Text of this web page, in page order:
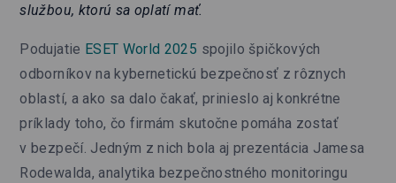
službou, ktorú sa oplatí mať.
Podujatie ESET World 2025 spojilo špičkových
odborníkov na kybernetickú bezpečnosť z rôznych
oblastí, a ako sa dalo čakať, prinieslo aj konkrétne
príklady toho, čo firmám skutočne pomáha zostať
v bezpečí. Jedným z nich bola aj prezentácia Jamesa
Rodewalda, analytika bezpečnostného monitoringu